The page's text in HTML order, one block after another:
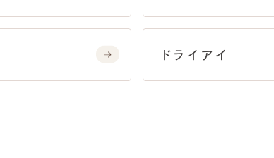
ドライアイ